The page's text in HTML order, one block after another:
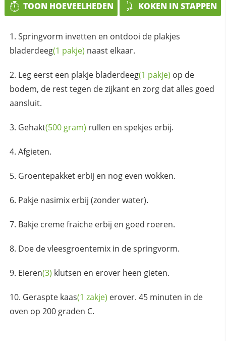
TOON HOEVEELHEDEN KOKEN IN STAPPEN
Springvorm invetten en ontdooi de plakjes
bladerdeeg(1 pakje) naast elkaar.
Leg eerst een plakje bladerdeeg(1 pakje) op de
bodem, de rest tegen de zijkant en zorg dat alles goed
aansluit.
Gehakt(500 gram) rullen en spekjes erbij.
Afgieten.
Groentepakket erbij en nog even wokken.
Pakje nasimix erbij (zonder water).
Bakje creme fraiche erbij en goed roeren.
Doe de vleesgroentemix in de springvorm.
Eieren(3) klutsen en erover heen gieten.
Geraspte kaas(1 zakje) erover. 45 minuten in de
oven op 200 graden C.